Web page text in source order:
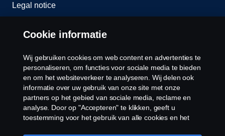
Legal notice
Privacy statement
Cookies
Contact us
Cookie settings
Cookie informatie
Wij gebruiken cookies om web content en advertenties te
personaliseren, om functies voor sociale media te bieden
en om het websiteverkeer te analyseren. Wij delen ook
informatie over uw gebruik van onze site met onze
partners op het gebied van sociale media, reclame en
analyse. Door op "Accepteren" te klikken, geeft u
toestemming voor het gebruik van alle cookies en het